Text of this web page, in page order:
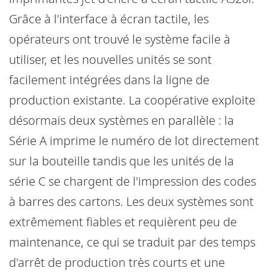
Grâce à l'interface à écran tactile, les
opérateurs ont trouvé le système facile à
utiliser, et les nouvelles unités se sont
facilement intégrées dans la ligne de
production existante. La coopérative exploite
désormais deux systèmes en parallèle : la
Série A imprime le numéro de lot directement
sur la bouteille tandis que les unités de la
série C se chargent de l'impression des codes
à barres des cartons. Les deux systèmes sont
extrêmement fiables et requièrent peu de
maintenance, ce qui se traduit par des temps
d'arrêt de production très courts et une